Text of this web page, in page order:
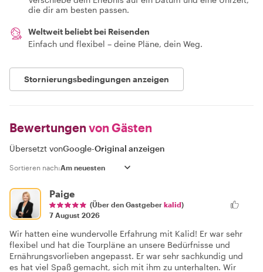
die dir am besten passen.
Weltweit beliebt bei Reisenden
Einfach und flexibel – deine Pläne, dein Weg.
Stornierungsbedingungen anzeigen
Bewertungen von Gästen
Übersetzt vonGoogle-Original anzeigen
Sortieren nach:
Paige
(Über den Gastgeber kalid)
7 August 2026
Wir hatten eine wundervolle Erfahrung mit Kalid! Er war sehr
flexibel und hat die Tourpläne an unsere Bedürfnisse und
Ernährungsvorlieben angepasst. Er war sehr sachkundig und
es hat viel Spaß gemacht, sich mit ihm zu unterhalten. Wir